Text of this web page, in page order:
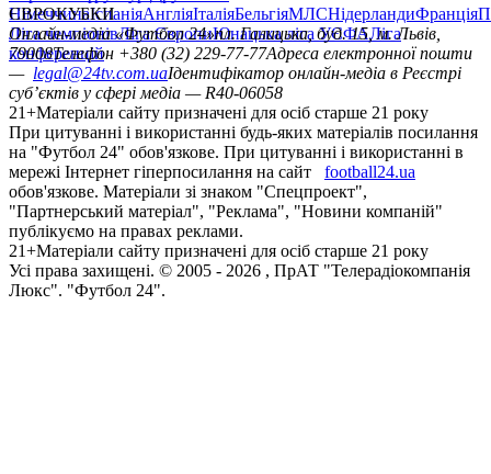
НімеччинаІспаніяАнгліяІталіяБельгіяМЛСНідерландиФранція
ЄВРОКУБКИ
Ліга чемпіонівЛіга ЄвропиЮнацька ліга УЄФАЛіга
конференцій
Онлайн-медіа «Футбол 24»пл. Галицька, буд. 15, м. Львів,
79008Телефон +380 (32) 229-77-77Адреса електронної пошти
— legal@24tv.com.uaІдентифікатор онлайн-медіа в Реєстрі
суб’єктів у сфері медіа — R40-06058
21+Матеріали сайту призначені для осіб старше 21 року
При цитуванні і використанні будь-яких матеріалів посилання
на "Футбол 24" обов'язкове. При цитуванні і використанні в
мережі Інтернет гіперпосилання на сайт
football24.ua
обов'язкове. Матеріали зі знаком "Спецпроект",
"Партнерський матеріал", "Реклама", "Новини компаній"
публікуємо на правах реклами.
21+Матеріали сайту призначені для осіб старше 21 року
Усi права захищенi. © 2005 - 2026 , ПрАТ "Телерадіокомпанія
Люкс". "Футбол 24".